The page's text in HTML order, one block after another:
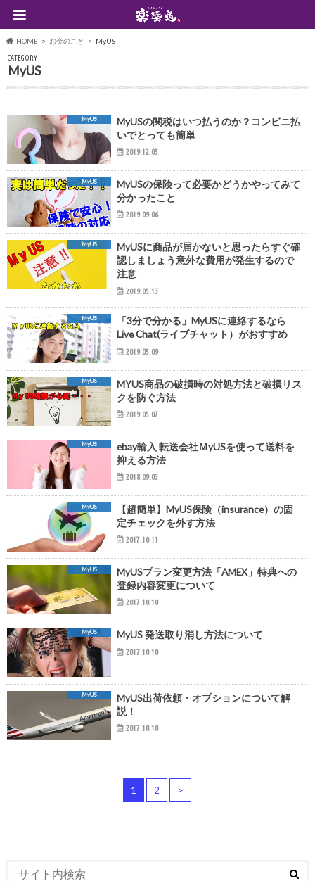
HOME お金のこと MyUS
CATEGORY
MyUS
MyUS
MyUSの関税はいつ払うのか？コンビニ払
いでとっても簡単
2019.12.05
MyUS
MyUSの保険って必要かどうかやってみて
分かったこと
2019.09.06
MyUS
MyUSに商品が届かないと思ったらすぐ確
認しましょう意外な費用が発生するので
注意
2019.05.13
MyUS
「3分で分かる」MyUSに連絡するなら
Live Chat(ライブチャット）がおすすめ
2019.05.09
MyUS
MYUS商品の破損時の対処方法と破損リス
クを防ぐ方法
2019.05.07
MyUS
ebay輸入 転送会社ＭyUSを使って送料を
抑える方法
2018.09.03
MyUS
【超簡単】MyUS保険（insurance）の固
定チェックを外す方法
2017.10.11
MyUS
MyUSプラン変更方法「AMEX」特典への
登録内容変更について
2017.10.10
MyUS MyUS 発送取り消し方法について
2017.10.10
MyUS
MyUS出荷依頼・オプションについて解
説！
2017.10.10
1 2 >